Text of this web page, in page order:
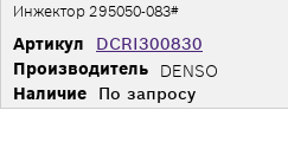
Производитель DENSO
Артикул DCRI300830
Инжектор 295050-083#
Наличие По запросу